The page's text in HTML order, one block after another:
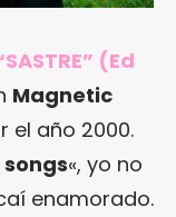
(Ed
Magnetic
el año 2000.
songs«, yo no
enamorado.